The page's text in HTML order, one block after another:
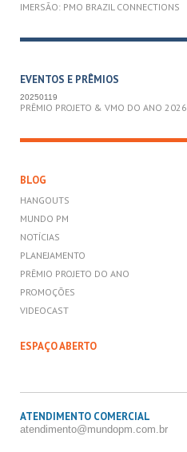
IMERSÃO: PMO BRAZIL CONNECTIONS
EVENTOS E PRÊMIOS
20250119
PRÊMIO PROJETO & VMO DO ANO 2026
BLOG
HANGOUTS
MUNDO PM
NOTÍCIAS
PLANEJAMENTO
PRÊMIO PROJETO DO ANO
PROMOÇÕES
VIDEOCAST
ESPAÇO ABERTO
ATENDIMENTO COMERCIAL
atendimento@mundopm.com.br